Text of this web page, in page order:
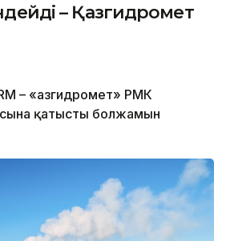
– Қазгидромет
– «Қазгидромет» РМК
қатысты болжамын